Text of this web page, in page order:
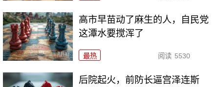
高市早苗动了麻生的人，自民党
这潭水要搅浑了
最热 阅读 5530
后院起火，前防长逼宫泽连斯